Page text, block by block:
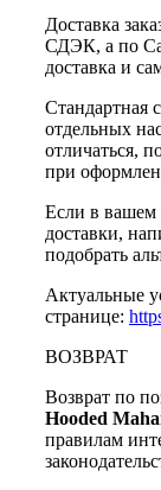
Доставка
СДЭК, а по
доставка и
Стандартная
отдельных
отличаться,
при
Если в вашем
доставки,
подобрать
Актуальные
странице:
ВОЗВРАТ
Возврат по
Hooded
правилам